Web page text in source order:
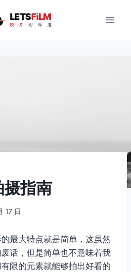
LETSFiLM
胶 片 的 味 道
指南
17 日
最大特点就是简单，这虽然
话，但是简单也不意味着我
限的元素就能够拍出好看的